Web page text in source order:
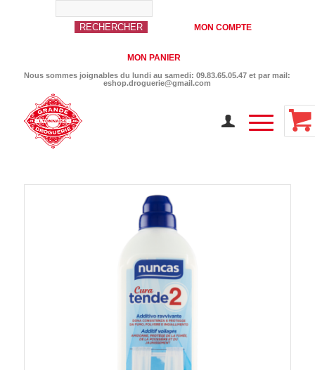
MON COMPTE
MON PANIER
Nous sommes joignables du lundi au samedi: 09.83.65.05.47 et par mail:
eshop.droguerie@gmail.com